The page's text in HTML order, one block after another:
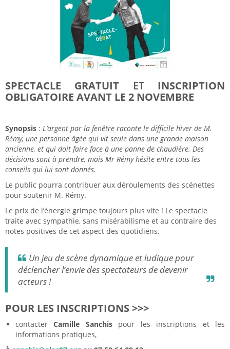
SPECTACLE GRATUIT ET INSCRIPTION
OBLIGATOIRE AVANT LE 2 NOVEMBRE
Synopsis : L’argent par la fenêtre raconte le difficile hiver de M.
Rémy, une personne âgée qui vit seule dans une grande maison
ancienne, et qui doit faire face à une panne de chaudière. Des
décisions sont à prendre, mais Mr Rémy hésite entre tous les
conseils qui lui sont donnés.
Le public pourra contribuer aux déroulements des scénettes
pour soutenir M. Rémy.
Le prix de l’énergie grimpe toujours plus vite ! Le spectacle
traite avec sympathie, sans misérabilisme et au contraire des
notes positives de cet aspect des quotidiens.
Un jeu de scène dynamique et ludique pour
déclencher l’envie des spectateurs de devenir
acteurs !
POUR LES INSCRIPTIONS >>>
contacterCamille Sanchispour les inscriptions et les
informations pratiques,